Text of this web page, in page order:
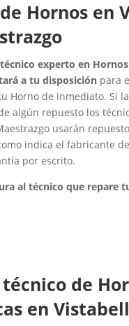
Hornos en
experto en
a tu disposición para
Horno de inmediato. Si
algún repuesto los
usarán
indica el fabricante
por escrito.
al técnico que repare
de
en